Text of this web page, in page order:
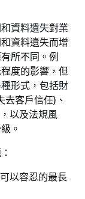
資料遺失對業
資料遺失而增
所不同。例
度的影響，但
形式，包括財
客戶信任)、
以及法規風
。
以容忍的最長